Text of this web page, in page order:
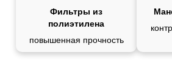
Фильтры из
полиэтилена
повышенная прочность